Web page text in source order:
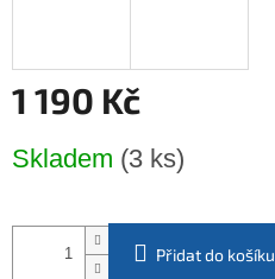
1 190 Kč
cena:
Skladem (3 ks)
Přidat do košíku